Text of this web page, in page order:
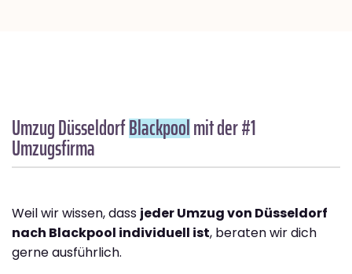
Umzug DüsseldorfBlackpoolmit der #1
Umzugsfirma
Weil wir wissen, dass jeder Umzug von Düsseldorf
nach Blackpool individuell ist, beraten wir dich
gerne ausführlich.